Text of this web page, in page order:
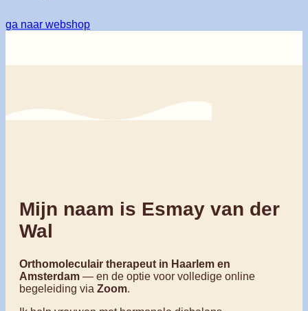
ga naar webshop
Mijn naam is Esmay van der
Wal
Orthomoleculair therapeut in Haarlem en
Amsterdam — en de optie voor volledige online
begeleiding via Zoom.